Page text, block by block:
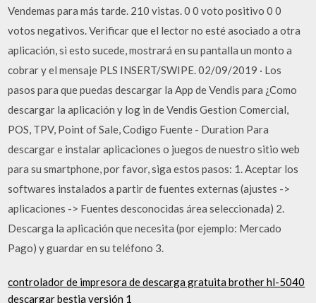
Vendemas para más tarde. 210 vistas. 0 0 voto positivo 0 0
votos negativos. Verificar que el lector no esté asociado a otra
aplicación, si esto sucede, mostrará en su pantalla un monto a
cobrar y el mensaje PLS INSERT/SWIPE. 02/09/2019 · Los
pasos para que puedas descargar la App de Vendis para ¿Como
descargar la aplicación y log in de Vendis Gestion Comercial,
POS, TPV, Point of Sale, Codigo Fuente - Duration Para
descargar e instalar aplicaciones o juegos de nuestro sitio web
para su smartphone, por favor, siga estos pasos: 1. Aceptar los
softwares instalados a partir de fuentes externas (ajustes ->
aplicaciones -> Fuentes desconocidas área seleccionada) 2.
Descarga la aplicación que necesita (por ejemplo: Mercado
Pago) y guardar en su teléfono 3.
controlador de impresora de descarga gratuita brother hl-5040
descargar bestia versión 1